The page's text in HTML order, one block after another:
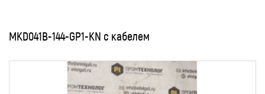
MKD041B-144-GP1-KN с кабелем